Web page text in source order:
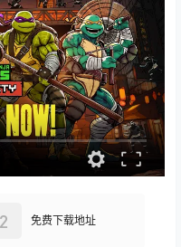
免费下载地址
2